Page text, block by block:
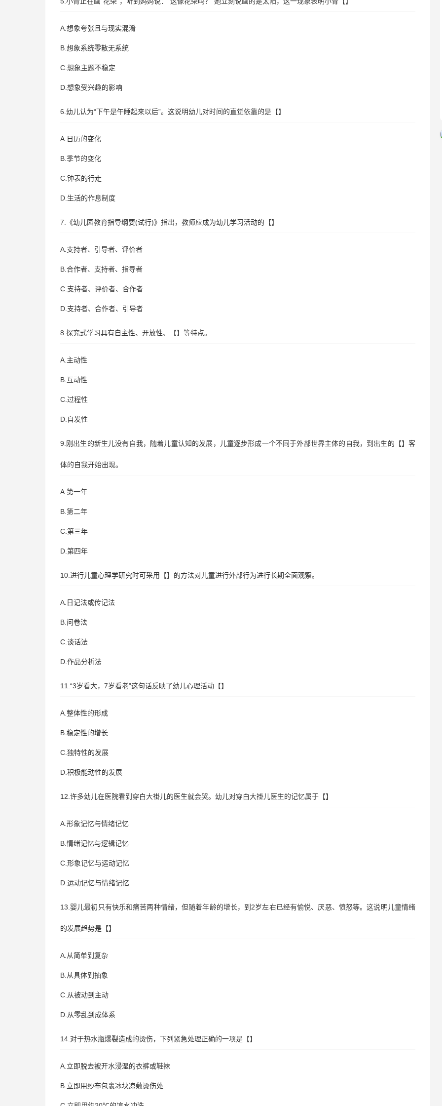
A.想象夸张且与现实混淆
B.想象系统零散无系统
C.想象主题不稳定
D.想象受兴趣的影响
6.幼儿认为“下午是午睡起来以后”。这说明幼儿对时间的直觉依靠的是【】
A.日历的变化
B.季节的变化
C.钟表的行走
D.生活的作息制度
7.《幼儿园教育指导纲要(试行)》指出，教师应成为幼儿学习活动的【】
A.支持者、引导者、评价者
B.合作者、支持者、指导者
C.支持者、评价者、合作者
D.支持者、合作者、引导者
8.探究式学习具有自主性、开放性、【】等特点。
A.主动性
B.互动性
C.过程性
D.自发性
9.刚出生的新生儿没有自我，随着儿童认知的发展，儿童逐步形成一个不同于外部世界主体的自我，到出生的【】客
体的自我开始出现。
A.第一年
B.第二年
C.第三年
D.第四年
10.进行儿童心理学研究时可采用【】的方法对儿童进行外部行为进行长期全面观察。
A.日记法或传记法
B.问卷法
C.谈话法
D.作品分析法
11.“3岁看大，7岁看老”这句话反映了幼儿心理活动【】
A.整体性的形成
B.稳定性的增长
C.独特性的发展
D.积极能动性的发展
12.许多幼儿在医院看到穿白大褂儿的医生就会哭。幼儿对穿白大褂儿医生的记忆属于【】
A.形象记忆与情绪记忆
B.情绪记忆与逻辑记忆
C.形象记忆与运动记忆
D.运动记忆与情绪记忆
13.婴儿最初只有快乐和痛苦两种情绪，但随着年龄的增长，到2岁左右已经有愉悦、厌恶、愤怒等。这说明儿童情绪
的发展趋势是【】
A.从简单到复杂
B.从具体到抽象
C.从被动到主动
D.从零乱到成体系
14.对于热水瓶爆裂造成的烫伤，下列紧急处理正确的一项是【】
A.立即脱去被开水浸湿的衣裤或鞋袜
B.立即用纱布包裹冰块凉敷烫伤处